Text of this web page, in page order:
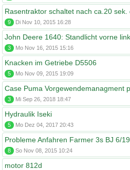
Rasentraktor schaltet nach ca.20 sek.
9 Di Nov 10, 2015 16:28
John Deere 1640: Standlicht vorne
3 Mo Nov 16, 2015 15:16
Knacken im Getriebe D5506
5 Mo Nov 09, 2015 19:09
Case Puma Vorgewendemanagment
3 Mi Sep 26, 2018 18:47
Hydraulik Iseki
5 Mo Dez 04, 2017 20:43
Probleme Anfahren Farmer 3s BJ 6/
8 So Nov 08, 2015 10:24
motor 812d